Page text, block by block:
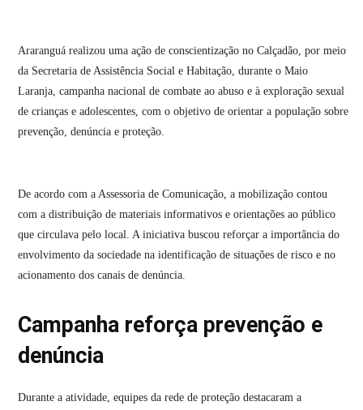
Araranguá realizou uma ação de conscientização no Calçadão, por meio
da Secretaria de Assistência Social e Habitação, durante o Maio
Laranja, campanha nacional de combate ao abuso e à exploração sexual
de crianças e adolescentes, com o objetivo de orientar a população sobre
prevenção, denúncia e proteção.
De acordo com a Assessoria de Comunicação, a mobilização contou
com a distribuição de materiais informativos e orientações ao público
que circulava pelo local. A iniciativa buscou reforçar a importância do
envolvimento da sociedade na identificação de situações de risco e no
acionamento dos canais de denúncia.
Campanha reforça prevenção e
denúncia
Durante a atividade, equipes da rede de proteção destacaram a